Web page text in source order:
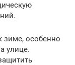
зиме, особенно
улице.